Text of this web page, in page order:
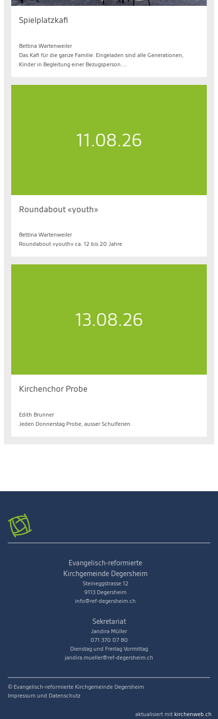
Spielplatzkafi
Bettina Wartenweiler
Das Kafi für die ganze Familie. Eingeladen sind alle Generationen,
Kinder in Begleitung einer Bezugsperson....
11.08.26
Roundabout «youth»
Bettina Wartenweiler
Roundabout «youth» ca. 12 bis 20 Jahre
13.08.26
Kirchenchor Probe
Edith Brunner
Jeden Donnerstag Probe, ausser Schulferien.
Evangelisch-reformierte
Kirchgemeinde Degersheim
Steineggstrasse 12
9113 Degersheim
info@ref-degersheim.ch
Sekretariat
Jandira Müller
071 370 07 80
Dienstag und Freitag Vormittag
jandira.mueller@ref-degersheim.ch
© Evangelisch-reformierte Kirchgemeinde Degersheim
Impressum und Datenschutz
aktualisiert mit kirchenweb.ch